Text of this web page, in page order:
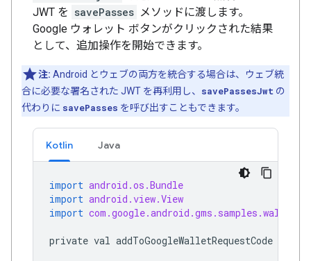
JWT を savePasses メソッドに渡します。
Google ウォレット ボタンがクリックされた結果
として、追加操作を開始できます。
注: Android とウェブの両方を統合する場合は、ウェブ統
合に必要な署名された JWT を再利用し、 savePassesJwt の
代わりに savePasses を呼び出すこともできます。
Kotlin Java
import android.os.Bundle
import android.view.View
import
private val addToGoogleWalletRequestCode